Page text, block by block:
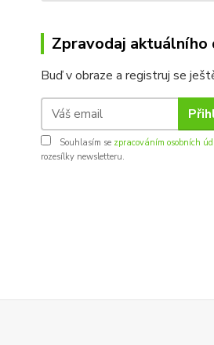
Zpravodaj aktuálního
Buď v obraze a registruj se
Souhlasím se zpracováním osobních
rozesílky newsletteru.